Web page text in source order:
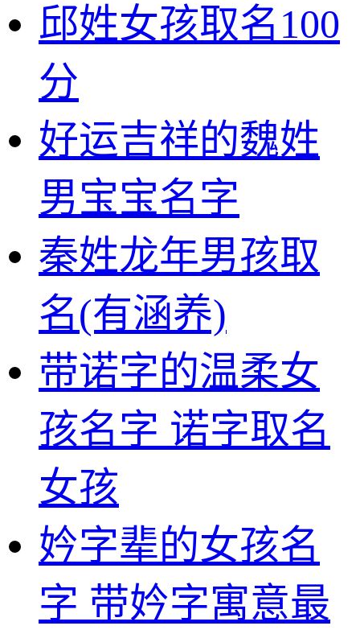
邱姓女孩取名100
分
好运吉祥的魏姓
男宝宝名字
秦姓龙年男孩取
名(有涵养)
带诺字的温柔女
孩名字 诺字取名
女孩
妗字辈的女孩名
字 带妗字寓意最